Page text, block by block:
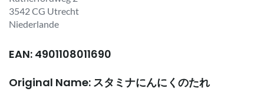
3542 CG Utrecht
Niederlande
EAN: 4901108011690
Original Name: スタミナにんにくのたれ